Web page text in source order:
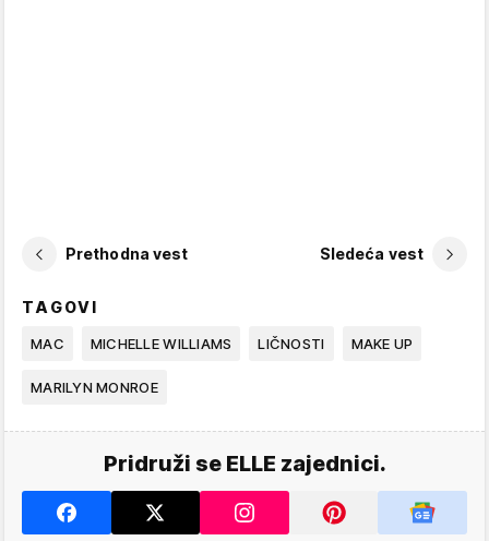
Prethodna vest Sledeća vest
TAGOVI
MAC MICHELLE WILLIAMS LIČNOSTI MAKE UP
MARILYN MONROE
Pridruži se ELLE zajednici.